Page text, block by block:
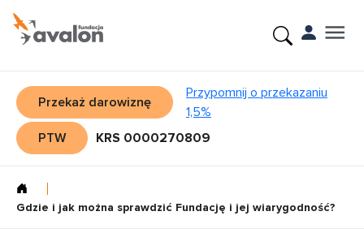
Przekaż darowiznę
Przypomnij o przekazaniu
1,5%
PTW
KRS 0000270809
Gdzie i jak można sprawdzić Fundację i jej wiarygodność?